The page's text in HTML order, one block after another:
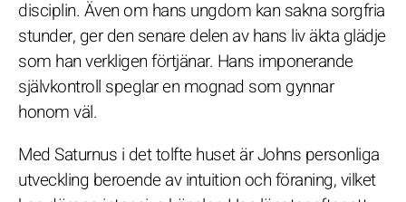
disciplin. Även om hans ungdom kan sakna sorgfria
stunder, ger den senare delen av hans liv äkta glädje
som han verkligen förtjänar. Hans imponerande
självkontroll speglar en mognad som gynnar
honom väl.
Med Saturnus i det tolfte huset är Johns personliga
utveckling beroende av intuition och föraning, vilket